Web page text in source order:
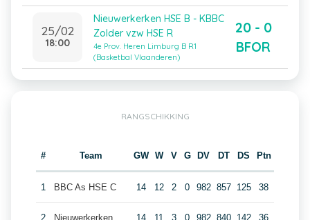
25/02
18:00
Nieuwerkerken HSE B - KBBC
Zolder vzw HSE R
4e Prov. Heren Limburg B R1
(Basketbal Vlaanderen)
20 - 0
BFOR
RANGSCHIKKING
# Team GW W V G DV DT DS Ptn
1 BBC As HSE C 14 12 2 0 982 857 125 38
2
Nieuwerkerken
14 11 3 0 982 840 142 36